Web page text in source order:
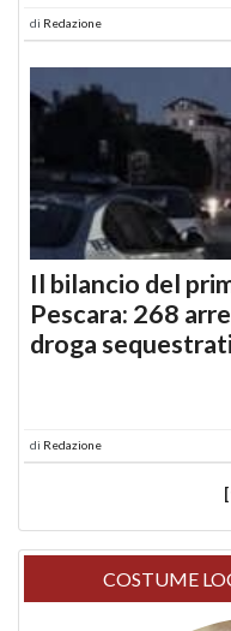
di Redazione
Il bilancio del
Pescara: 268
droga sequestrati
di Redazione
COSTUME